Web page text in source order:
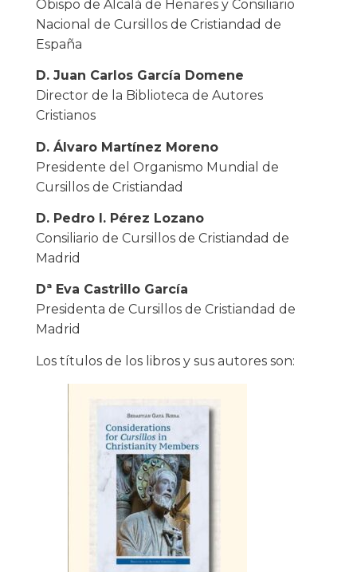
Obispo de Alcalá de Henares y Consiliario
Nacional de Cursillos de Cristiandad de
España
D. Juan Carlos García Domene
Director de la Biblioteca de Autores
Cristianos
D. Álvaro Martínez Moreno
Presidente del Organismo Mundial de
Cursillos de Cristiandad
D. Pedro I. Pérez Lozano
Consiliario de Cursillos de Cristiandad de
Madrid
Dª Eva Castrillo García
Presidenta de Cursillos de Cristiandad de
Madrid
Los títulos de los libros y sus autores son: